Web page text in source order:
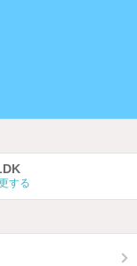
する